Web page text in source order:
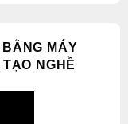
MÁY
NGHỀ